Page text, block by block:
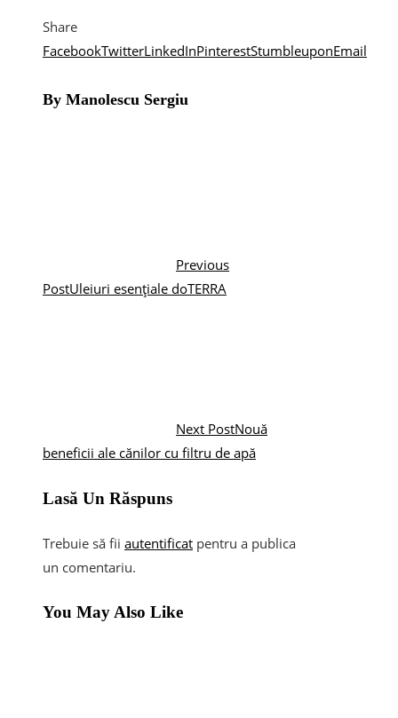
Share
FacebookTwitterLinkedInPinterestStumbleuponEmail
By Manolescu Sergiu
Previous
PostUleiuri esențiale doTERRA
Next PostNouă
beneficii ale cănilor cu filtru de apă
Lasă Un Răspuns
Trebuie să fii autentificat pentru a publica
un comentariu.
You May Also Like